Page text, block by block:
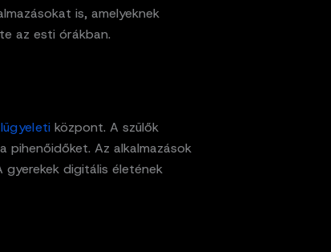
is, amelyeknek
az esti órákban.
központ. A szülők
Az alkalmazások
gyerekek digitális életének